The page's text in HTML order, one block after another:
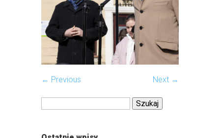
← Previous
Next →
Szukaj: